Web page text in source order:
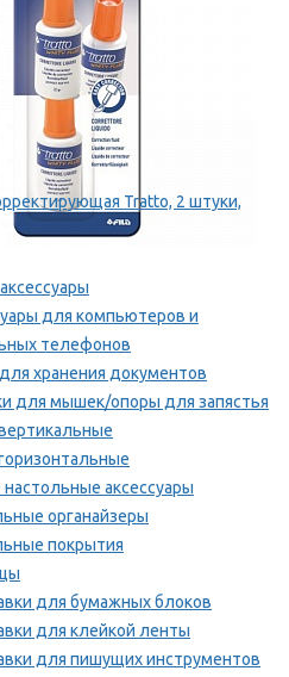
Tratto, 2 штуки,
для компьютеров и
телефонов
хранения документов
для мышек/опоры для запястья
аксессуары
органайзеры
покрытия
для бумажных блоков
для клейкой ленты
для пишущих инструментов